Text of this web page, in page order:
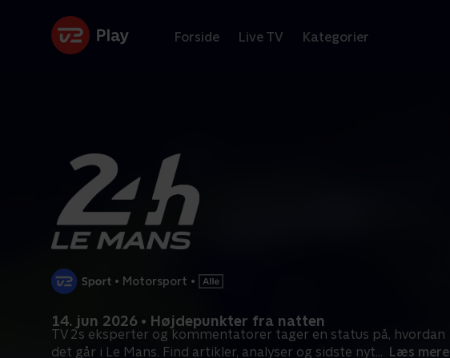
Forside Live TV Kategorier
• Motorsport •
14. jun 2026 • Højdepunkter fra natten
TV 2s eksperter og kommentatorer tager en status på, hvordan
det går i Le Mans. Find artikler, analyser og sidste nyt... Læs mere